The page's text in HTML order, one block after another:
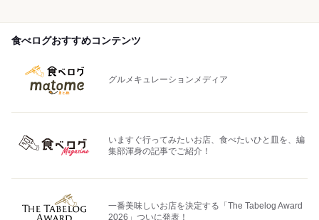
食べログおすすめコンテンツ
グルメキュレーションメディア
いますぐ行ってみたいお店、食べたいひと皿を、編
集部渾身の記事でご紹介！
一番美味しいお店を決定する「The Tabelog Award
2026」ついに発表！